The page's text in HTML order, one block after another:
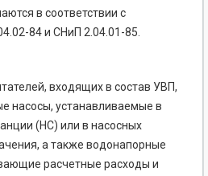
в соответствии с
84 и СНиП 2.04.01-85.
входящих в состав УВП,
насосы, устанавливаемые в
(НС) или в насосных
а также водонапорные
расчетные расходы и